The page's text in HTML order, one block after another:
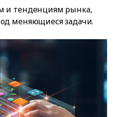
и тенденциям рынка,
меняющиеся задачи.